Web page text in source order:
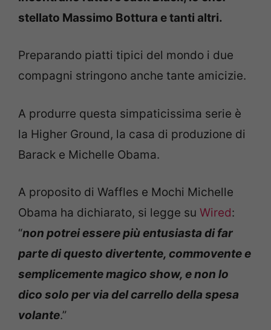
stellato Massimo Bottura e tanti altri.
Preparando piatti tipici del mondo i due
compagni stringono anche tante amicizie.
A produrre questa simpaticissima serie è
la Higher Ground, la casa di produzione di
Barack e Michelle Obama.
A proposito di Waffles e Mochi Michelle
Obama ha dichiarato, si legge su Wired:
“non potrei essere più entusiasta di far
parte di questo divertente, commovente e
semplicemente magico show, e non lo
dico solo per via del carrello della spesa
volante.”